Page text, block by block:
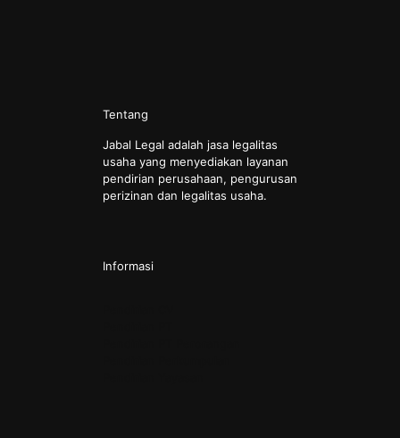
Tentang
Jabal Legal adalah jasa legalitas
usaha yang menyediakan layanan
pendirian perusahaan, pengurusan
perizinan dan legalitas usaha.
Informasi